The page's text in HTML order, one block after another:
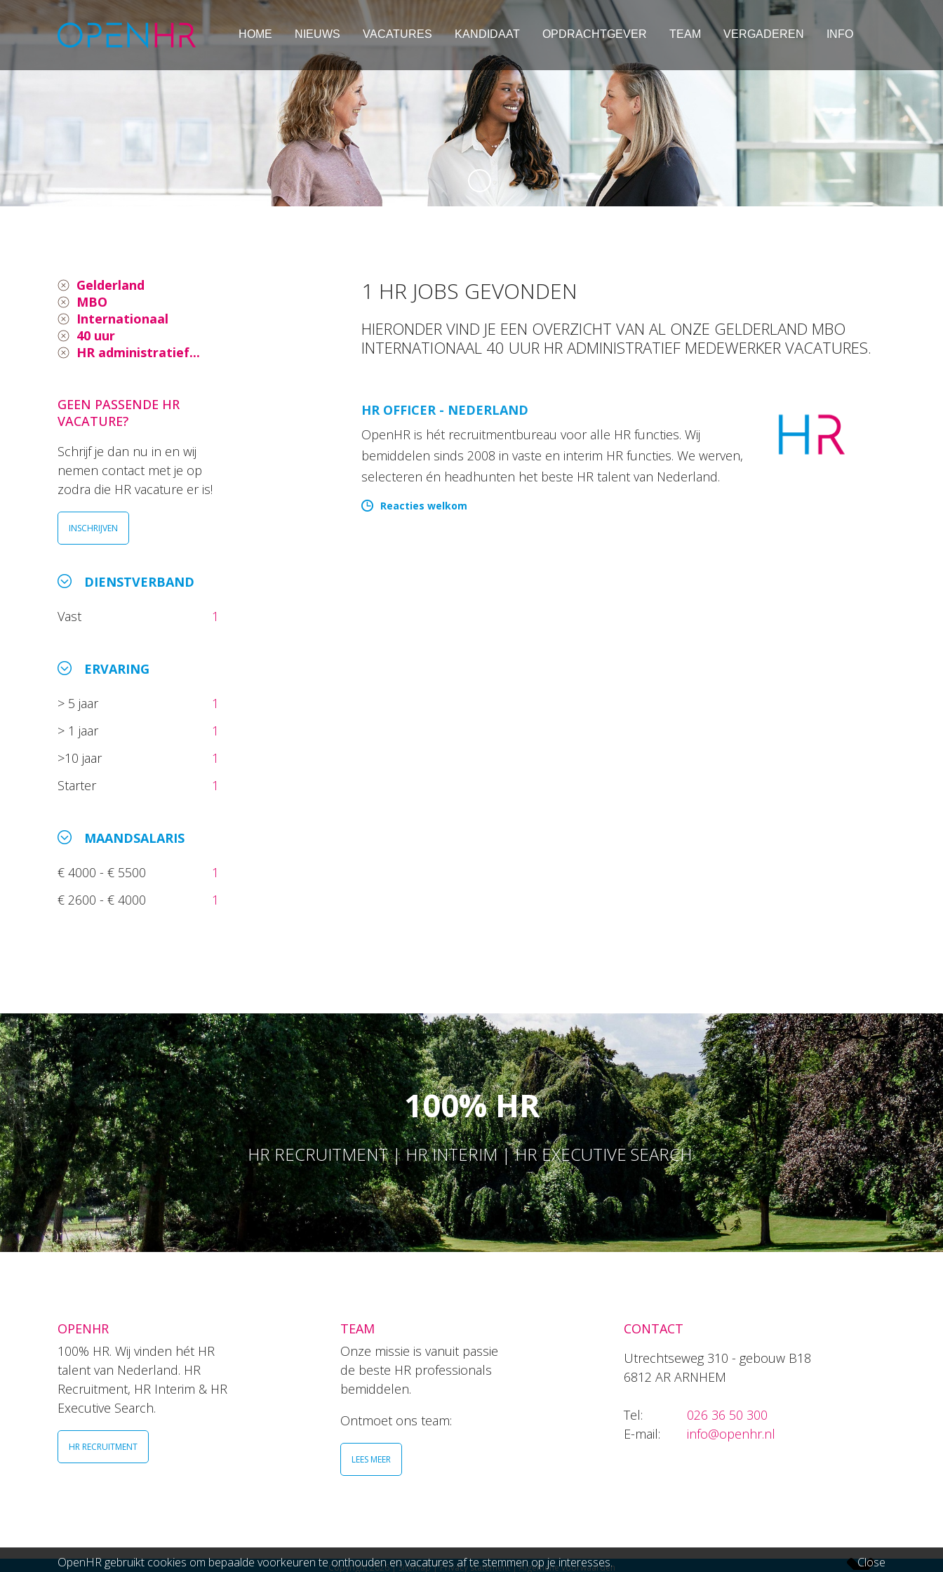
HOME NIEUWS VACATURES KANDIDAAT OPDRACHTGEVER TEAM VERGADEREN INFO
Gelderland
MBO
Internationaal
40 uur
HR administratief...
GEEN PASSENDE HR
VACATURE?
Schrijf je dan nu in en wij
nemen contact met je op
zodra die HR vacature er is!
INSCHRIJVEN
DIENSTVERBAND
Vast 1
ERVARING
> 5 jaar
1
> 1 jaar
1
>10 jaar
1
Starter
1
MAANDSALARIS
€ 4000 - € 5500
1
€ 2600 - € 4000
1
1 HR JOBS GEVONDEN
HIERONDER VIND JE EEN OVERZICHT VAN AL ONZE GELDERLAND MBO
INTERNATIONAAL 40 UUR HR ADMINISTRATIEF MEDEWERKER VACATURES.
HR OFFICER - NEDERLAND
OpenHR is hét recruitmentbureau voor alle HR functies. Wij
bemiddelen sinds 2008 in vaste en interim HR functies. We werven,
selecteren én headhunten het beste HR talent van Nederland.
Reacties welkom
100% HR
HR RECRUITMENT | HR INTERIM | HR EXECUTIVE SEARCH
OPENHR
100% HR. Wij vinden hét HR
talent van Nederland. HR
Recruitment, HR Interim & HR
Executive Search.
HR RECRUITMENT
TEAM
Onze missie is vanuit passie
de beste HR professionals
bemiddelen.
Ontmoet ons team:
LEES MEER
CONTACT
Utrechtseweg 310 - gebouw B18
6812 AR ARNHEM
Tel:
026 36 50 300
E-mail:
info@openhr.nl
Copyright 2026|Sitemap|Privacy statement |Algemene voorwaarden
OpenHR gebruikt cookies om bepaalde voorkeuren te onthouden en vacatures af te stemmen op je interesses. Close